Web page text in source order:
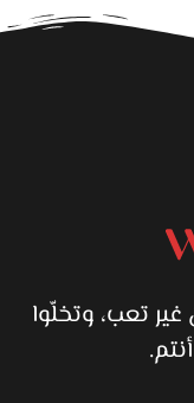
تعب، وتخلّوا